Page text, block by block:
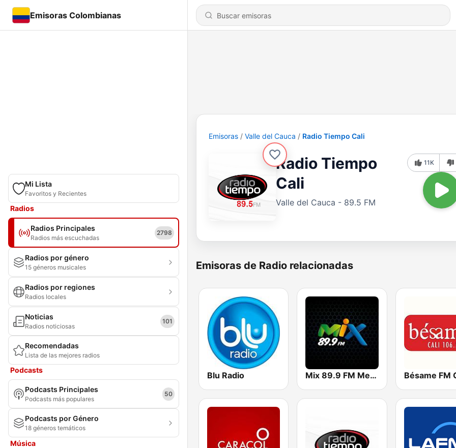
Emisoras Colombianas
Mi Lista
Favoritos y Recientes
Radios
Radios Principales
Radios más escuchadas
2798
Radios por género
15 géneros musicales
Radios por regiones
Radios locales
Noticias
Radios noticiosas
101
Recomendadas
Lista de las mejores radios
Podcasts
Podcasts Principales
Podcasts más populares
50
Podcasts por Género
18 géneros temáticos
Música
Emisoras Valle del Cauca Radio Tiempo Cali
Radio Tiempo
Cali
Valle del Cauca - 89.5 FM
11K
Emisoras de Radio relacionadas
Blu Radio Mix 89.9 FM Medellin Bésame FM